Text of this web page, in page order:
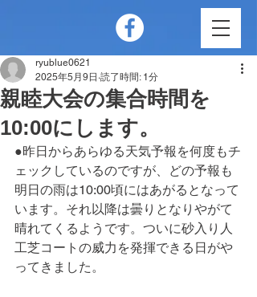
親睦大会の集合時間を
10:00にします。
ryublue0621
2025年5月9日 読了時間: 1分
●昨日からあらゆる天気予報を何度もチ
ェックしているのですが、どの予報も
明日の雨は10:00頃にはあがるとなって
います。それ以降は曇りとなりやがて
晴れてくるようです。ついに砂入り人
工芝コートの威力を発揮できる日がや
ってきました。